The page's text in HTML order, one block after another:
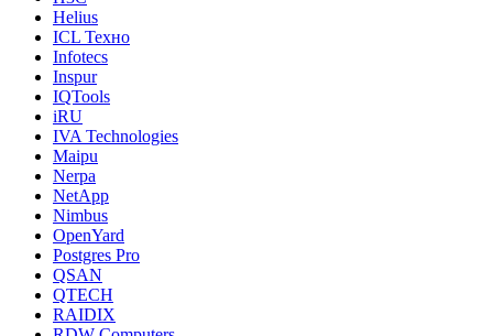
Helius
ICL Техно
Infotecs
Inspur
IQTools
iRU
IVA Technologies
Maipu
Nerpa
NetApp
Nimbus
OpenYard
Postgres Pro
QSAN
QTECH
RAIDIX